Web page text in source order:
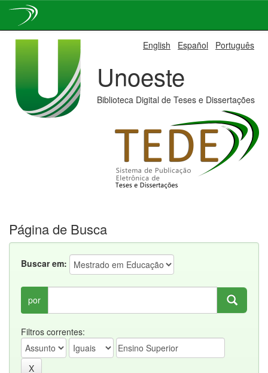
English Español Português
Unoeste
Biblioteca Digital de Teses e Dissertações
Página de Busca
Buscar em:
por
Filtros correntes: